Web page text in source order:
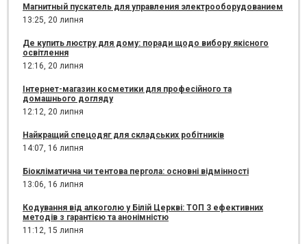
Магнитный пускатель для управления электрооборудованием
13:25, 20 липня
Де купить люстру для дому: поради щодо вибору якісного
освітлення
12:16, 20 липня
Інтернет-магазин косметики для професійного та
домашнього догляду
12:12, 20 липня
Найкращий спецодяг для складських робітників
14:07, 16 липня
Біокліматична чи тентова пергола: основні відмінності
13:06, 16 липня
Кодування від алкоголю у Білій Церкві: ТОП 3 ефективних
методів з гарантією та анонімністю
11:12, 15 липня